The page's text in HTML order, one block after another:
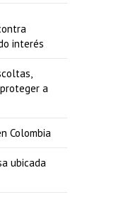
interés
a
Colombia
ubicada